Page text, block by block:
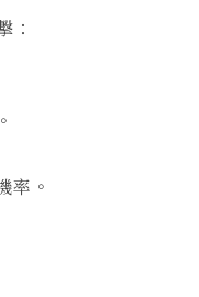
：
率。